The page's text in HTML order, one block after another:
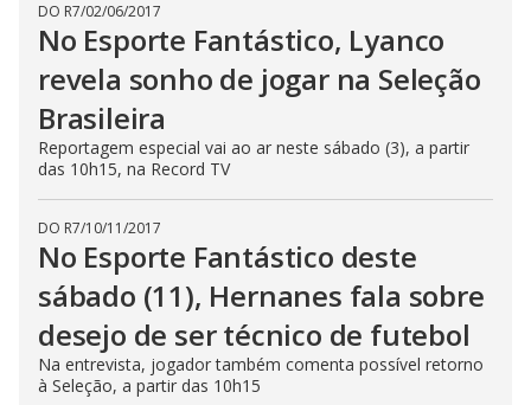
DO R7/02/06/2017
No Esporte Fantástico, Lyanco
revela sonho de jogar na Seleção
Brasileira
Reportagem especial vai ao ar neste sábado (3), a partir
das 10h15, na Record TV
DO R7/10/11/2017
No Esporte Fantástico deste
sábado (11), Hernanes fala sobre
desejo de ser técnico de futebol
Na entrevista, jogador também comenta possível retorno
à Seleção, a partir das 10h15